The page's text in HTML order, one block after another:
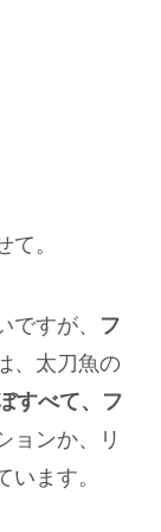
。
すが、
フ
、太刀魚の
すべて、フ
ョンか、リ
ます。